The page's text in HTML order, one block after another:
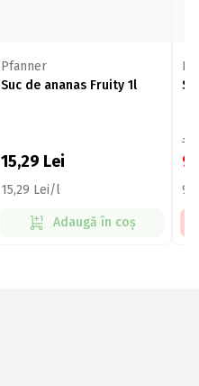
Pfanner
Suc de ananas Fruity 1l
15,29 Lei
15,29 Lei/l
Adaugă în coș